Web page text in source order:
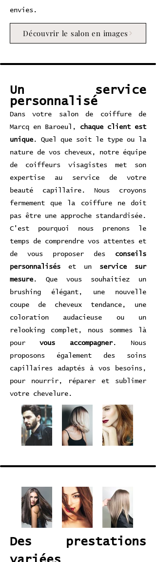
envies.
Découvrir le salon en images
Un service
personnalisé
Dans votre salon de coiffure de
Marcq en Baroeul, chaque client est
unique . Quel que soit le type ou la
nature de vos cheveux, notre équipe
de coiffeurs visagistes met son
expertise au service de votre
beauté capillaire. Nous croyons
fermement que la coiffure ne doit
pas être une approche standardisée.
C'est pourquoi nous prenons le
temps de comprendre vos attentes et
de vous proposer des conseils
personnalisés et un service sur
mesure . Que vous souhaitiez un
brushing élégant, une nouvelle
coupe de cheveux tendance, une
coloration audacieuse ou un
relooking complet, nous sommes là
pourvous accompagner. Nous
proposons également des soins
capillaires adaptés à vos besoins,
pour nourrir, réparer et sublimer
votre chevelure.
Des prestations